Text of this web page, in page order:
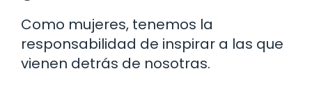
Como mujeres, tenemos la
responsabilidad de inspirar a las que
vienen detrás de nosotras.